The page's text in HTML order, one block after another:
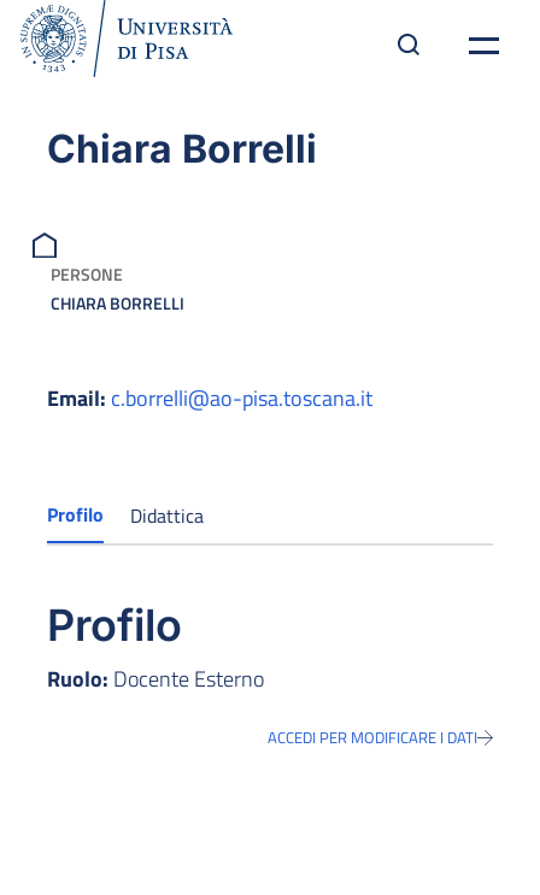
Chiara Borrelli
PERSONE
CHIARA BORRELLI
Email: c.borrelli@ao-pisa.toscana.it
Profilo Didattica
Profilo
Ruolo: Docente Esterno
ACCEDI PER MODIFICARE I DATI